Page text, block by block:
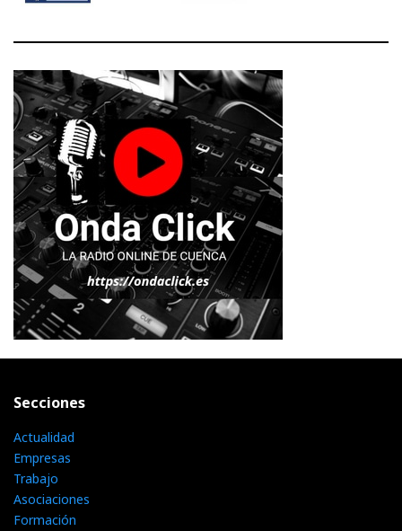
Secciones
Actualidad
Empresas
Trabajo
Asociaciones
Formación